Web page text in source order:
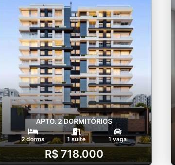
APTO. 2 DORMITÓRIOS
2 dorms 1 suíte 1 vaga
R$ 718.000